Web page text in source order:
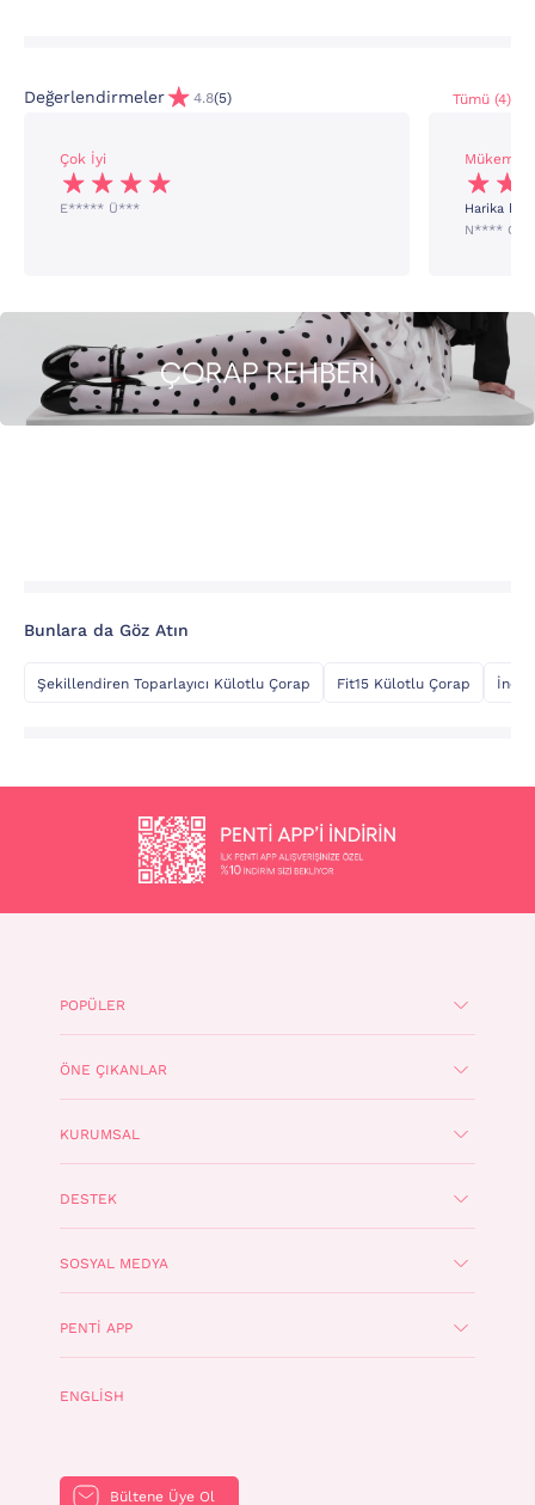
Değerlendirmeler 4.8(5) Tümü (4)
Çok İyi
E***** Ü***
Harika
N****
Bunlara da Göz Atın
Şekillendiren Toparlayıcı Külotlu Çorap Fit15 Külotlu Çorap İnce
POPÜLER
ÖNE ÇIKANLAR
KURUMSAL
DESTEK
SOSYAL MEDYA
PENTI APP
ENGLISH
Bültene Üye Ol